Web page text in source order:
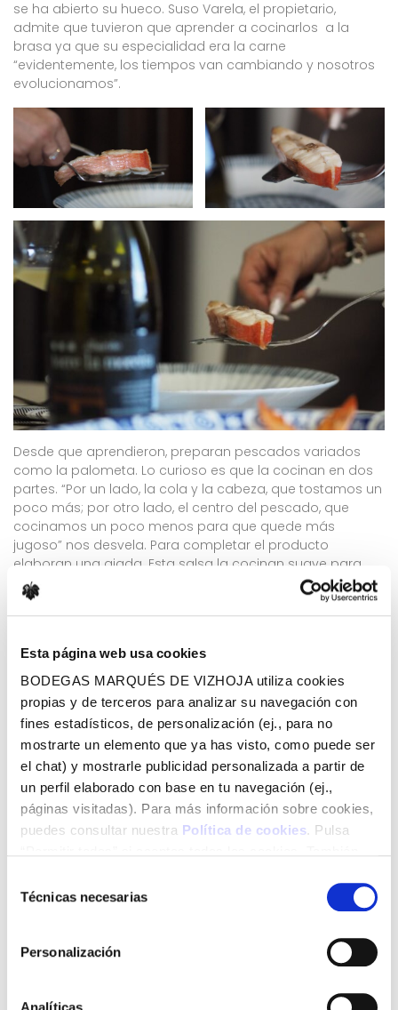
Esta página web usa cookies
BODEGAS MARQUÉS DE VIZHOJA utiliza cookies
propias y de terceros para analizar su navegación con
fines estadísticos, de personalización (ej., para no
mostrarte un elemento que ya has visto, como puede ser
el chat) y mostrarle publicidad personalizada a partir de
un perfil elaborado con base en tu navegación (ej.,
páginas visitadas). Para más información sobre cookies,
puedes consultar nuestra Política de cookies. Pulsa
pulsando posteriormente “Permitir la selección”. Si
pulsas “Solo las necesarias” (o “Permitir la selección” sin
haber marcado ninguna casilla), únicamente utilizaremos
aquellas cookies necesarias para el funcionamiento del
Técnicas necesarias
Personalización
Analíticas
se ha abierto su hueco. Suso Varela, el propietario,
admite que tuvieron que aprender a cocinarlos a la
brasa ya que su especialidad era la carne
“evidentemente, los tiempos van cambiando y nosotros
evolucionamos”.
Desde que aprendieron, preparan pescados variados
como la palometa. Lo curioso es que la cocinan en dos
partes. “Por un lado, la cola y la cabeza, que tostamos un
poco más; por otro lado, el centro del pescado, que
cocinamos un poco menos para que quede más
jugoso” nos desvela. Para completar el producto
elaboran una ajada. Esta salsa la cocinan suave para
que le aporte sabor sin disfrazar el gusto característico
que deja la parrilla en el pescado.
La mayoría de los gallegos seguro que saben de qué